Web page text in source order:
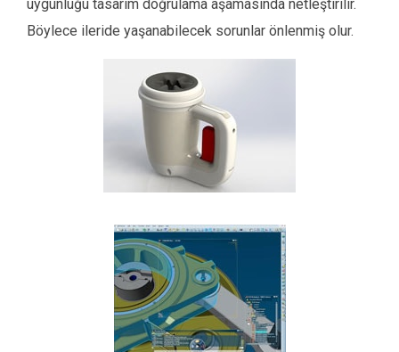
uygunluğu tasarım doğrulama aşamasında netleştirilir.
Böylece ileride yaşanabilecek sorunlar önlenmiş olur.